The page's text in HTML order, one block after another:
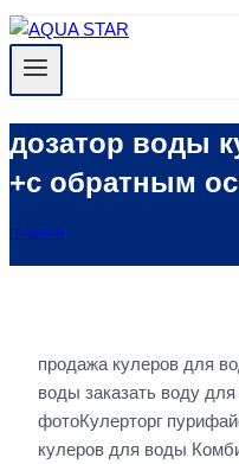
дозатор воды
+с обратным
ГЛАВНАЯ
продажа кулеров для
воды заказать воду
фотоКулерторг
кулеров для воды